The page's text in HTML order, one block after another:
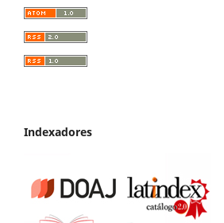
Indexadores